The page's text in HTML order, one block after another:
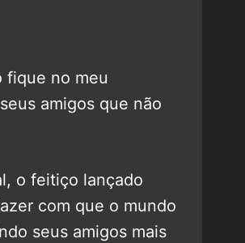
fique no meu
amigos que não
o feitiço lançado
com que o mundo
seus amigos mais